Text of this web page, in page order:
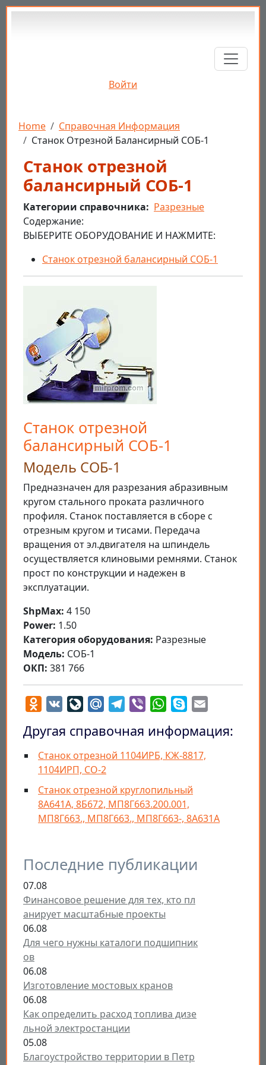
Перейти к основному содержанию
Войти
Строка навигации
Home
Справочная Информация
Станок Отрезной Балансирный СОБ-1
Последние публикации
07.08
Финансовое решение для тех, кто пл
анирует масштабные проекты
06.08
Для чего нужны каталоги подшипник
ов
06.08
Изготовление мостовых кранов
06.08
Как определить расход топлива дизе
льной электростанции
05.08
Благоустройство территории в Петр
Станок отрезной
балансирный СОБ-1
Категории справочника
Разрезные
Cодержание:
ВЫБЕРИТЕ ОБОРУДОВАНИЕ И НАЖМИТЕ:
Станок отрезной балансирный СОБ-1
Станок отрезной
балансирный СОБ-1
Модель СОБ-1
Предназначен для разрезания абразивным
кругом стального проката различного
профиля. Станок поставляется в сборе с
отрезным кругом и тисами. Передача
вращения от эл.двигателя на шпиндель
осуществляется клиновыми ремнями. Станок
прост по конструкции и надежен в
эксплуатации.
ShpMax: 4 150
Power: 1.50
Категория оборудования: Разрезные
Модель: СОБ-1
ОКП: 381 766
Odnoklassniki
VK LiveJournal
Mail.RuTelegram
Viber WhatsApp
Skype
Другая справочная информация:
Станок отрезной 1104ИРБ, КЖ-8817,
1104ИРП, СО-2
Станок отрезной круглопильный
8А641А, 8Б672, МП8Г663.200.001,
МП8Г663., МП8Г663., МП8Г663-, 8А631А